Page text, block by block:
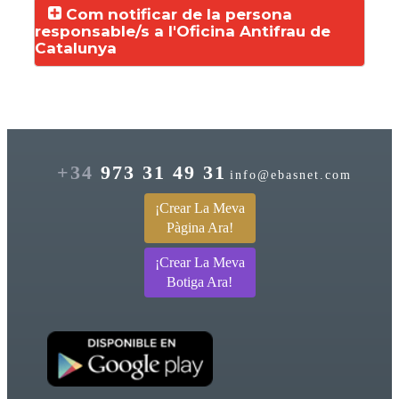
Com notificar de la persona
responsable/s a l'Oficina Antifrau de
Catalunya
+34 973 31 49 31 info@ebasnet.com
¡Crear La Meva
Pàgina Ara!
¡Crear La Meva
Botiga Ara!